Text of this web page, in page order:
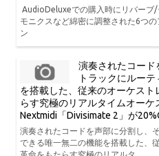
AudioDeluxeでの購入時にリバーブ
モニクスなど綿密に調整された6つ
ン
演奏されたコード
トラックにルー
を搭載した、従来のオーケス
らす究極のリアルタイムオー
Nextmidi「Divisimate 2」が
演奏されたコードを声部に分割し、
できる唯一無二の機能を搭載した、